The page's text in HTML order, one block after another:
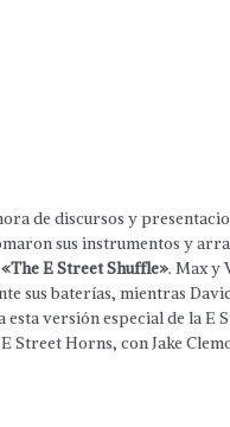
de discursos y
sus instrumentos y
«The E Street Shuffle». Max y
sus baterías, mientras
versión especial de la E
Street Horns, con Jake